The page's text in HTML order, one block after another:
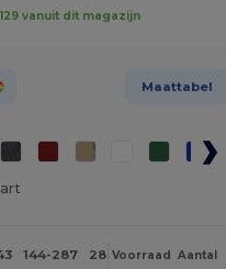
vanuit dit magazijn
Maattabel
144-287 288 + Meer
Voorraad Aantal